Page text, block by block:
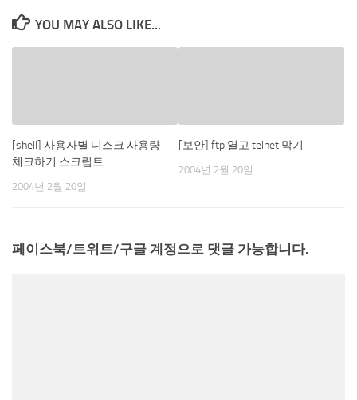
YOU MAY ALSO LIKE...
[shell] 사용자별 디스크 사용량
체크하기 스크립트
2004년 2월 20일
[보안] ftp 열고 telnet 막기
2004년 2월 20일
페이스북/트위트/구글 계정으로 댓글 가능합니다.